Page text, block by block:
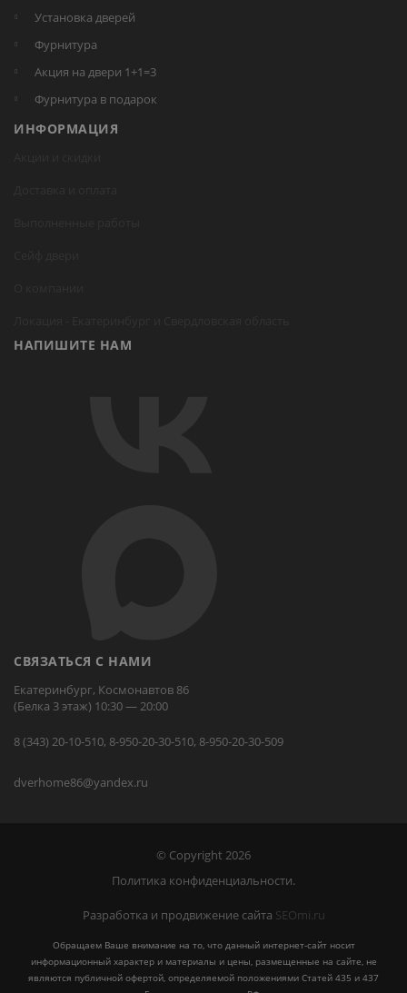
Установка дверей
Фурнитура
Акция на двери 1+1=3
Фурнитура в подарок
ИНФОРМАЦИЯ
НАПИШИТЕ НАМ
СВЯЗАТЬСЯ С НАМИ
Екатеринбург, Космонавтов 86
(Белка 3 этаж) 10:30 — 20:00
8 (343) 20-10-510, 8-950-20-30-510, 8-950-20-30-509
dverhome86@yandex.ru
© Copyright 2026
Политика конфиденциальности.
Разработка и продвижение сайта SEOmi.ru
Обращаем Ваше внимание на то, что данный интернет-сайт носит
информационный характер и материалы и цены, размещенные на сайте, не
являются публичной офертой, определяемой положениями Статей 435 и 437